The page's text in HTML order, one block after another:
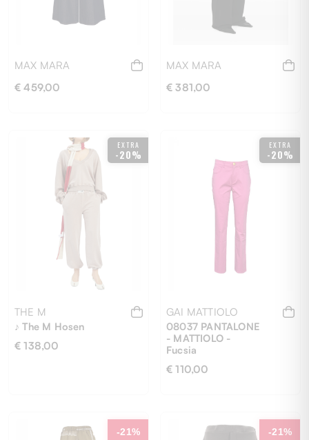
MAX MARA
€ 459,00
MAX MARA
€ 381,00
EXTRA
-20%
THE M
♪ The M Hosen
€ 138,00
EXTRA
-20%
GAI MATTIOLO
08037 PANTALONE
- MATTIOLO -
Fucsia
€ 110,00
-21% -21%